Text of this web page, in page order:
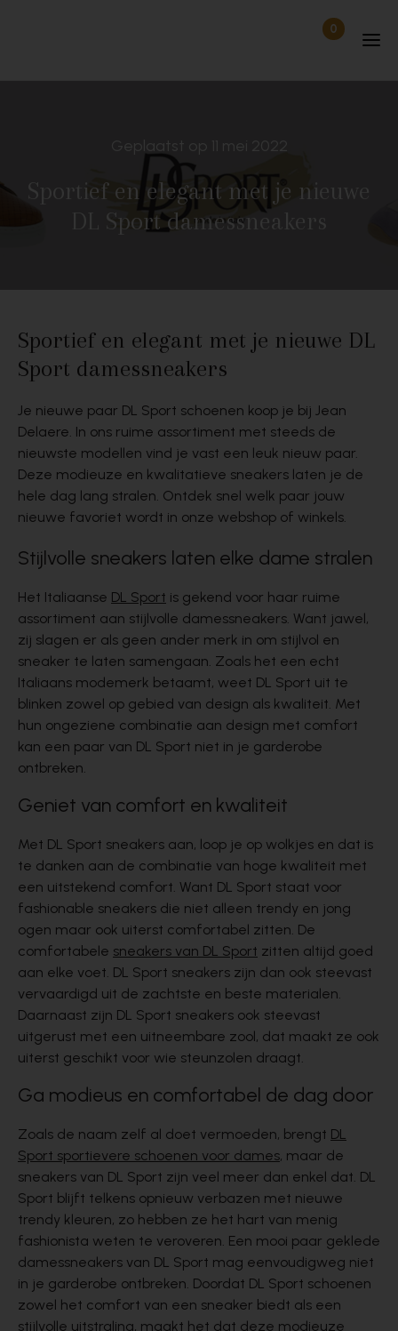
0Items in
Sportief en elegant met je nieuwe
DL Sport damessneakers
Sportief en elegant met je nieuwe DL
Sport damessneakers
Je nieuwe paar DL Sport schoenen koop je bij Jean
Delaere. In ons ruime assortiment met steeds de
nieuwste modellen vind je vast een leuk nieuw paar.
Deze modieuze en kwalitatieve sneakers laten je de
hele dag lang stralen. Ontdek snel welk paar jouw
nieuwe favoriet wordt in onze webshop of winkels.
Stijlvolle sneakers laten elke dame stralen
Het Italiaanse DL Sport is gekend voor haar ruime
assortiment aan stijlvolle damessneakers. Want jawel,
zij slagen er als geen ander merk in om stijlvol en
sneaker te laten samengaan. Zoals het een echt
Italiaans modemerk betaamt, weet DL Sport uit te
blinken zowel op gebied van design als kwaliteit. Met
hun ongeziene combinatie aan design met comfort
kan een paar van DL Sport niet in je garderobe
ontbreken.
Geniet van comfort en kwaliteit
Met DL Sport sneakers aan, loop je op wolkjes en dat is
te danken aan de combinatie van hoge kwaliteit met
een uitstekend comfort. Want DL Sport staat voor
fashionable sneakers die niet alleen trendy en jong
ogen maar ook uiterst comfortabel zitten. De
comfortabele sneakers van DL Sport zitten altijd goed
aan elke voet. DL Sport sneakers zijn dan ook steevast
vervaardigd uit de zachtste en beste materialen.
Daarnaast zijn DL Sport sneakers ook steevast
uitgerust met een uitneembare zool, dat maakt ze ook
uiterst geschikt voor wie steunzolen draagt.
Ga modieus en comfortabel de dag door
Zoals de naam zelf al doet vermoeden, brengt DL
Sport sportievere schoenen voor dames, maar de
sneakers van DL Sport zijn veel meer dan enkel dat. DL
Sport blijft telkens opnieuw verbazen met nieuwe
trendy kleuren, zo hebben ze het hart van menig
fashionista weten te veroveren. Een mooi paar geklede
damessneakers van DL Sport mag eenvoudigweg niet
in je garderobe ontbreken. Doordat DL Sport schoenen
zowel het comfort van een sneaker biedt als een
stijlvolle uitstraling, maakt het dat deze modieuze